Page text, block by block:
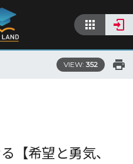
VIEW: 352
【希望と勇気、